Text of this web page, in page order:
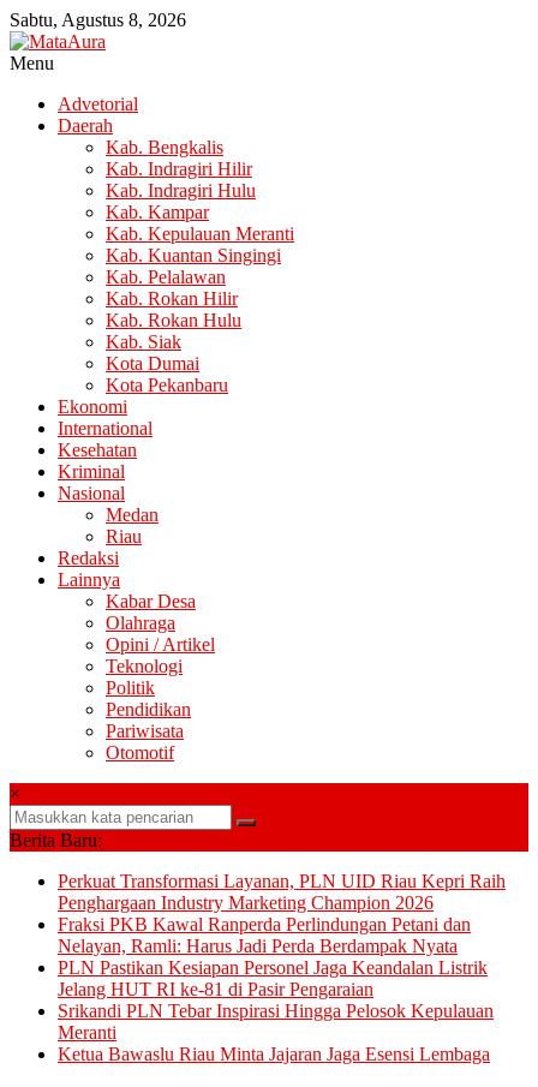
Lompat
ke
konten
Sabtu, Agustus 8, 2026
Berkepribadia,
Bertanggung
Menu
Advetorial
Daerah
Kab. Bengkalis
Kab. Indragiri Hilir
Kab. Indragiri Hulu
Kab. Kampar
Kab. Kepulauan Meranti
Kab. Kuantan Singingi
Kab. Pelalawan
Kab. Rokan Hilir
Kab. Rokan Hulu
Kab. Siak
Kota Dumai
Kota Pekanbaru
Ekonomi
International
Kesehatan
Kriminal
Nasional
Medan
Riau
Redaksi
Lainnya
Kabar Desa
Olahraga
Opini / Artikel
Teknologi
Politik
Pendidikan
Pariwisata
Otomotif
×
Berita Baru:
Perkuat Transformasi Layanan, PLN UID Riau Kepri Raih
Penghargaan Industry Marketing Champion 2026
Fraksi PKB Kawal Ranperda Perlindungan Petani dan
Nelayan, Ramli: Harus Jadi Perda Berdampak Nyata
PLN Pastikan Kesiapan Personel Jaga Keandalan Listrik
Jelang HUT RI ke-81 di Pasir Pengaraian
Srikandi PLN Tebar Inspirasi Hingga Pelosok Kepulauan
Meranti
Ketua Bawaslu Riau Minta Jajaran Jaga Esensi Lembaga